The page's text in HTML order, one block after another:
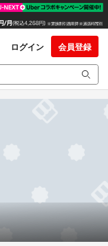
ログイン 会員登録